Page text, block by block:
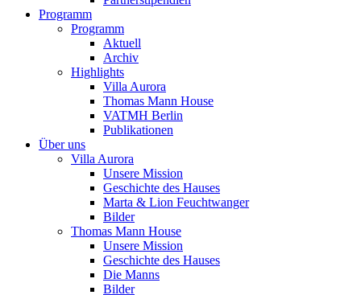
Programm
Programm
Aktuell
Archiv
Highlights
Villa Aurora
Thomas Mann House
VATMH Berlin
Publikationen
Über uns
Villa Aurora
Unsere Mission
Geschichte des Hauses
Marta & Lion Feuchtwanger
Bilder
Thomas Mann House
Unsere Mission
Geschichte des Hauses
Die Manns
Bilder